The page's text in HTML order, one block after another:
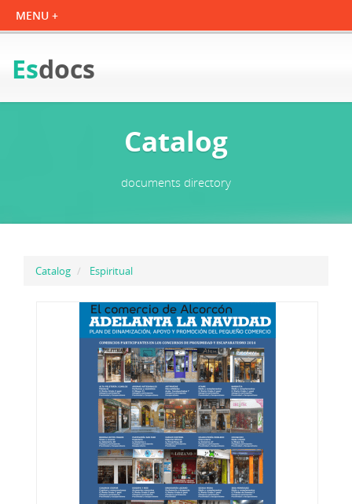
Esdocs
Catalog
documents directory
Catalog Espiritual